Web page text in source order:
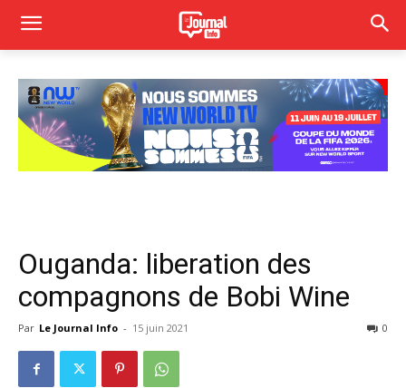
Ouganda: liberation des
compagnons de Bobi Wine
Par Le Journal Info - 15 juin 2021 0